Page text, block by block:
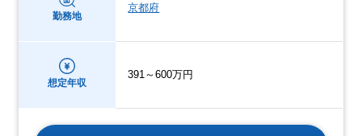
勤務地
京都府
想定年収
391～600万円